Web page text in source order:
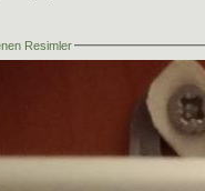
Resimler